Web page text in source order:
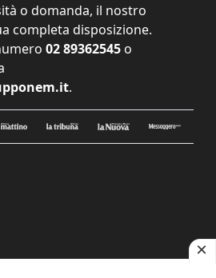
o domanda, il nostro
completa disposizione.
02 89362545 o
.